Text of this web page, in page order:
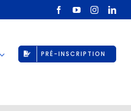
FacebookYouTubeInstagram
PRÉ-INSCRIPTION